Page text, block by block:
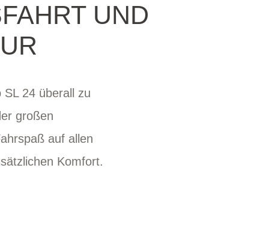
UND
24 überall zu
großen
auf allen
Komfort.